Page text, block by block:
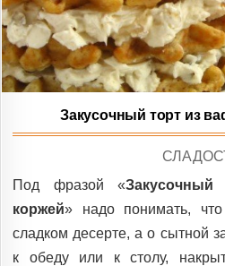
Закусочный торт из
POSTED
Под фразой «
коржей» надо понимать,
сладком десерте, а о сытной
к обеду или к столу,